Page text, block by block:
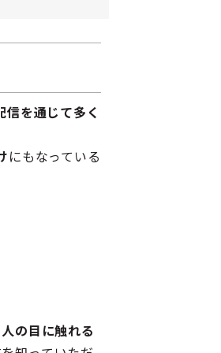
信を通じて多く
にもなっている
の目に触れる